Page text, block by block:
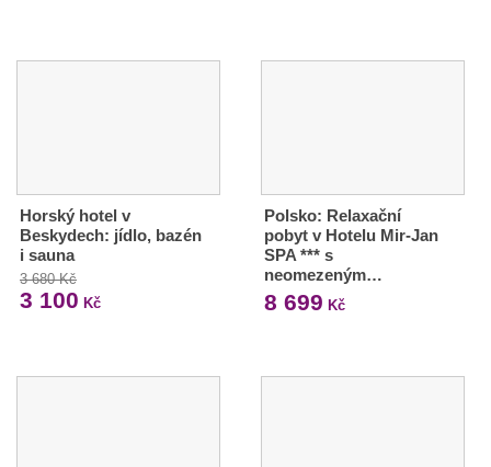
Horský hotel v
Beskydech: jídlo, bazén
i sauna
3 680 Kč
3 100 Kč
Polsko: Relaxační
pobyt v Hotelu Mir-Jan
SPA *** s
neomezeným…
8 699 Kč